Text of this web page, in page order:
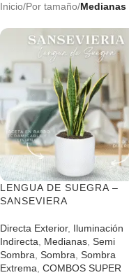
Inicio/Por tamaño/Medianas
LENGUA DE SUEGRA –
SANSEVIERA
Directa Exterior, Iluminación
Indirecta
Medianas Semi
Sombra Sombra Sombra
Extrema COMBOS SUPER